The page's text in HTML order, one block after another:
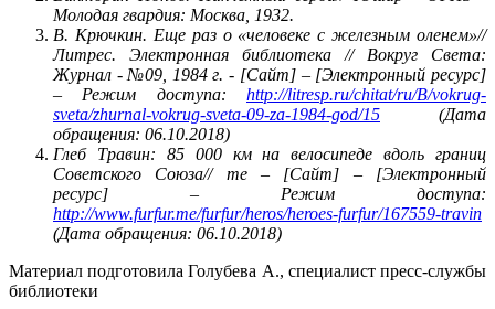
Молодая гвардия: Москва, 1932.
В. Крючкин. Еще раз о «человеке с железным оленем»//
Литрес. Электронная библиотека // Вокруг Света:
Журнал - №09, 1984 г. - [Сайт] – [Электронный ресурс]
– Режим доступа: http://litresp.ru/chitat/ru/В/vokrug-
sveta/zhurnal-vokrug-sveta-09-za-1984-god/15 (Дата
обращения: 06.10.2018)
Глеб Травин: 85 000 км на велосипеде вдоль границ
Советского Союза//
me – [Сайт] – [Электронный
ресурс] – Режим доступа:
http://www.furfur.me/furfur/heros/heroes-furfur/167559-travin
(Дата обращения: 06.10.2018)
Материал подготовила Голубева А., специалист пресс-службы
библиотеки